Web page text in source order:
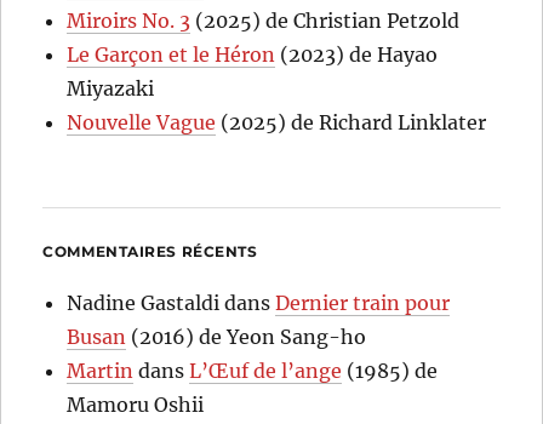
Miroirs No. 3 (2025) de Christian Petzold
Le Garçon et le Héron (2023) de Hayao
Miyazaki
Nouvelle Vague (2025) de Richard Linklater
COMMENTAIRES RÉCENTS
Nadine Gastaldi dansDernier train pour
Busan (2016) de Yeon Sang-ho
Martin dansL’Œuf de l’ange (1985) de
Mamoru Oshii